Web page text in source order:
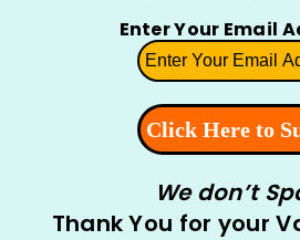
Enter Your Email
We don’t
Thank You for your